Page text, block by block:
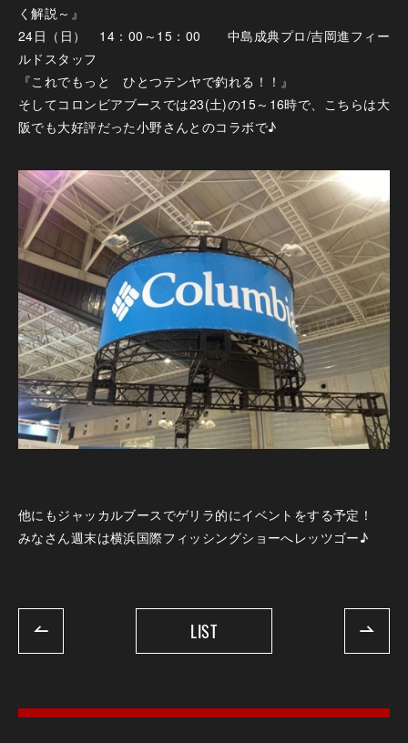
く解説～』
24日（日） 14：00～15：00 中島成典プロ/吉岡進フィー
ルドスタッフ
『これでもっと ひとつテンヤで釣れる！！』
そしてコロンビアブースでは23(土)の15～16時で、こちらは大
阪でも大好評だった小野さんとのコラボで♪
他にもジャッカルブースでゲリラ的にイベントをする予定！
みなさん週末は横浜国際フィッシングショーへレッツゴー♪
LIST